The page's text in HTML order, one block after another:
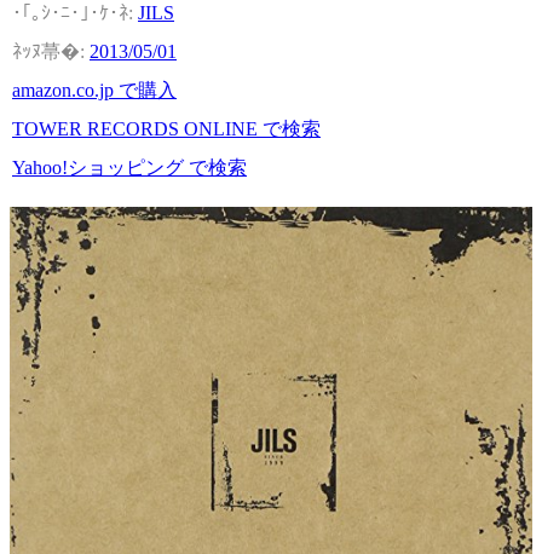
JILS
2013/05/01
amazon.co.jp で購入
TOWER RECORDS ONLINE で検索
Yahoo!ショッピング で検索